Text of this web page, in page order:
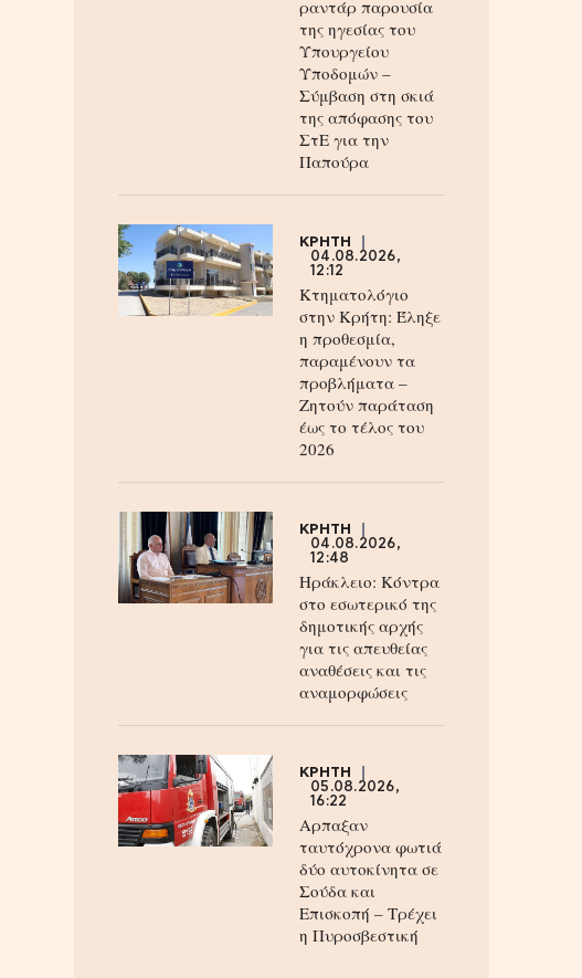
ραντάρ παρουσία
της ηγεσίας του
Υπουργείου
Υποδομών –
Σύμβαση στη σκιά
της απόφασης του
ΣτΕ για την
Παπούρα
ΚΡΗΤΗ
04.08.2026,
12:12
Κτηματολόγιο
στην Κρήτη: Έληξε
η προθεσμία,
παραμένουν τα
προβλήματα –
Ζητούν παράταση
έως το τέλος του
2026
ΚΡΗΤΗ
04.08.2026,
12:48
Ηράκλειο: Κόντρα
στο εσωτερικό της
δημοτικής αρχής
για τις απευθείας
αναθέσεις και τις
αναμορφώσεις
ΚΡΗΤΗ
05.08.2026,
16:22
Αρπαξαν
ταυτόχρονα φωτιά
δύο αυτοκίνητα σε
Σούδα και
Επισκοπή – Τρέχει
η Πυροσβεστική